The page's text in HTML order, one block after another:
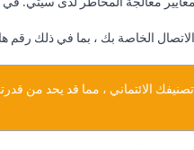
الخاصة بك ، بما في ذلك رقم
الائتماني ، مما قد يحد من